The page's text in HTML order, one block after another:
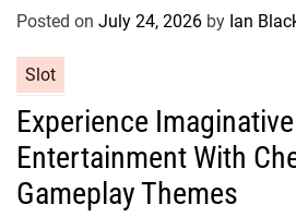
r
s
Posted on July 24, 2026 by Ian
a
e
g
o
Slot
Experience
Entertainment With
Gameplay Themes